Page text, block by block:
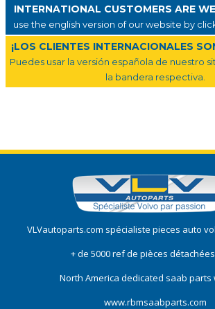
INTERNATIONAL CUSTOMERS ARE
use the english version of our website by
¡LOS CLIENTES INTERNACIONALES
Puedes usar la versión española de nuestro
la bandera respectiva.
VLVautoparts.com spécialiste pieces auto
+ de 5000 ref de pièces
North America dedicated saab parts
www.rbmsaabparts.com